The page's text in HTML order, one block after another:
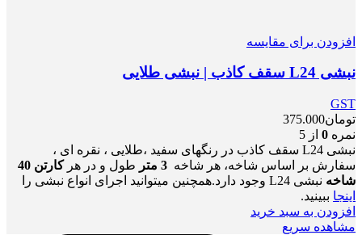
افزودن برای مقایسه
نبشی L24 سقف کاذب | نبشی طلایی
GST
تومان375.000
نمره 0 از 5
نبشی L24 سقف کاذب در رنگهای سفید ،طلایی ، نقره ای ،
سفارش بر اساس شاخه، هر شاخه
طول و در هر
کارتن 40
شاخه نبشی L24 وجود دارد.همچنین میتوانید اجرای انواع نبشی را
اینجا ببینید.
افزودن به سبد خرید
مشاهده سریع